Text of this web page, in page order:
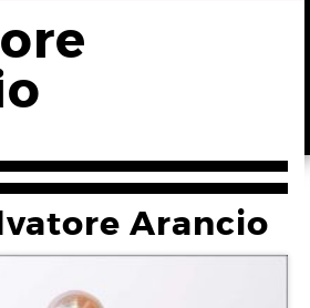
Arancio